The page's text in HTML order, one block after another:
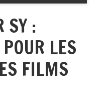
SY :
LES
FILMS